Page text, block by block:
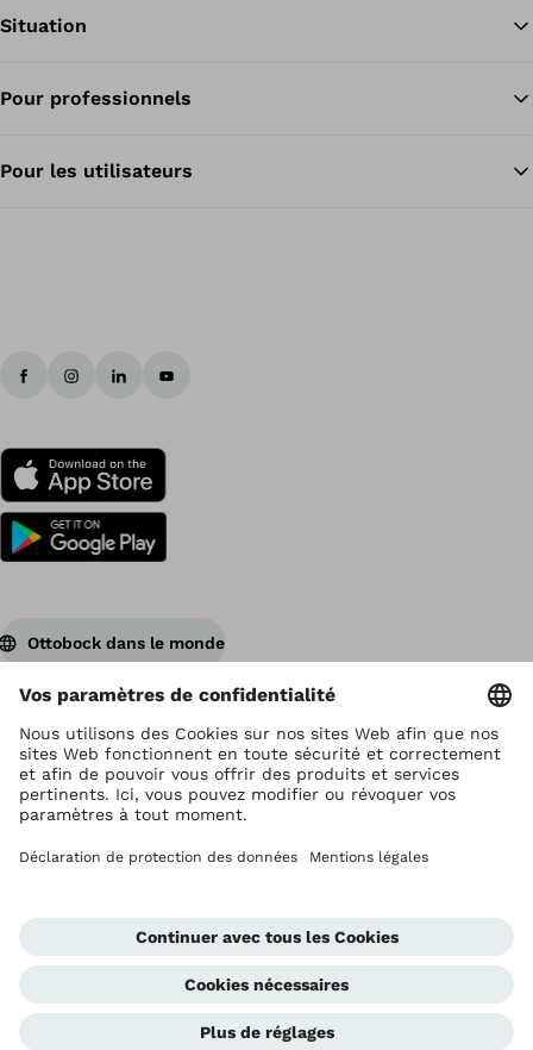
Situation
Pour professionnels
Pour les utilisateurs
Ottobock dans le monde
Ottobock est titulaire du droit d’auteur
Paramètres de protection des données
Déclaration de confidentialité
Conditions d'utilisation
Global Website
Cellule d'alerte